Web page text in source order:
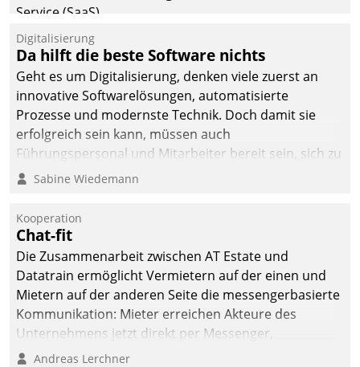
Service (SaaS).
Digitalisierung
Da hilft die beste Software nichts
Geht es um Digitalisierung, denken viele zuerst an
innovative Softwarelösungen, automatisierte
Prozesse und modernste Technik. Doch damit sie
erfolgreich sein kann, müssen auch
Führungspersonal und Mitarbeiter bereit sein, sich zu
verändern und anzupassen, sonst werden sie an ihr
Sabine Wiedemann
Kooperation
Chat-fit
Die Zusammenarbeit zwischen AT Estate und
Datatrain ermöglicht Vermietern auf der einen und
Mietern auf der anderen Seite die messengerbasierte
Kommunikation: Mieter erreichen Akteure des
Unternehmens jetzt direkt per Messenger,
Mitarbeiter oder Dienstleister empfangen oder
Andreas Lerchner